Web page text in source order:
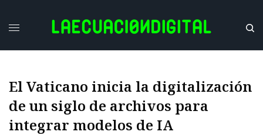
El Vaticano inicia la digitalización
de un siglo de archivos para
integrar modelos de IA